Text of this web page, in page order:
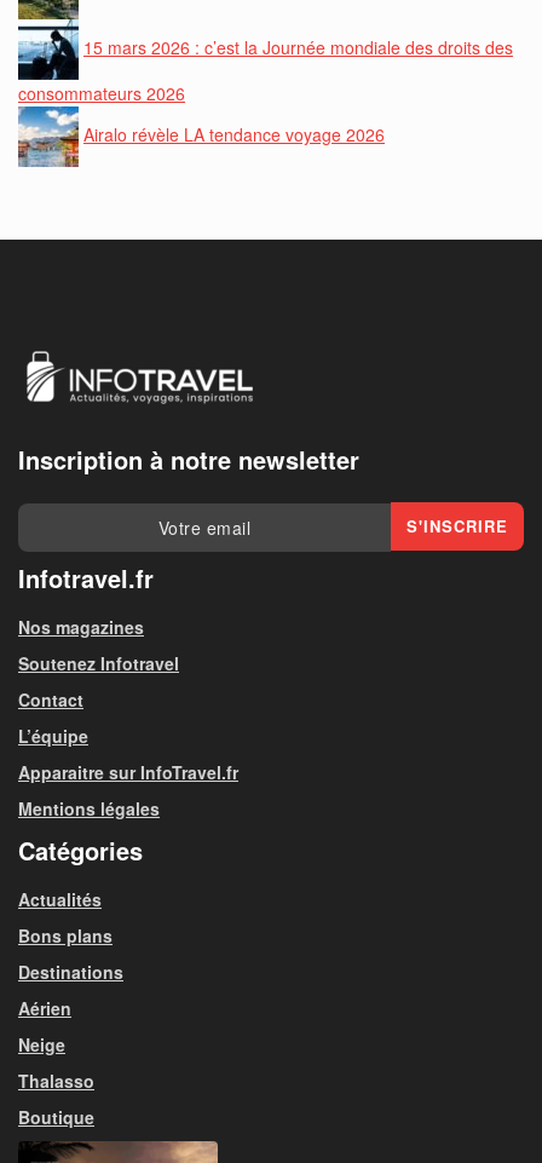
15 mars 2026 : c’est la Journée mondiale des droits des
consommateurs 2026
Airalo révèle LA tendance voyage 2026
Inscription à notre newsletter
Infotravel.fr
Nos magazines
Soutenez Infotravel
Contact
L’équipe
Apparaitre sur InfoTravel.fr
Mentions légales
Catégories
Actualités
Bons plans
Destinations
Aérien
Neige
Thalasso
Boutique